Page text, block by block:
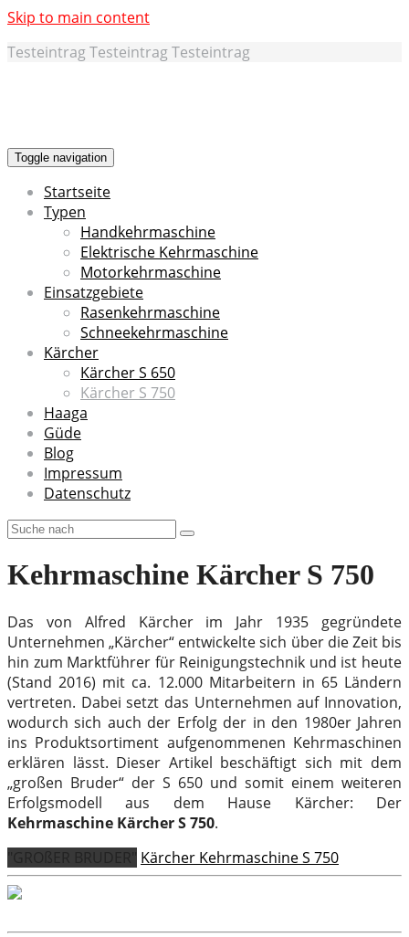
Skip to main content
Testeintrag Testeintrag Testeintrag
Toggle navigation
Startseite
Typen
Handkehrmaschine
Elektrische Kehrmaschine
Motorkehrmaschine
Einsatzgebiete
Rasenkehrmaschine
Schneekehrmaschine
Kärcher
Kärcher S 650
Kärcher S 750
Haaga
Güde
Blog
Impressum
Datenschutz
Kehrmaschine Kärcher S 750
Das von Alfred Kärcher im Jahr 1935 gegründete
Unternehmen „Kärcher“ entwickelte sich über die Zeit bis
hin zum Marktführer für Reinigungstechnik und ist heute
(Stand 2016) mit ca. 12.000 Mitarbeitern in 65 Ländern
vertreten. Dabei setzt das Unternehmen auf Innovation,
wodurch sich auch der Erfolg der in den 1980er Jahren
ins Produktsortiment aufgenommenen Kehrmaschinen
erklären lässt. Dieser Artikel beschäftigt sich mit dem
„großen Bruder“ der S 650 und somit einem weiteren
Erfolgsmodell aus dem Hause Kärcher: Der
Kehrmaschine Kärcher S 750.
Kärcher Kehrmaschine S 750